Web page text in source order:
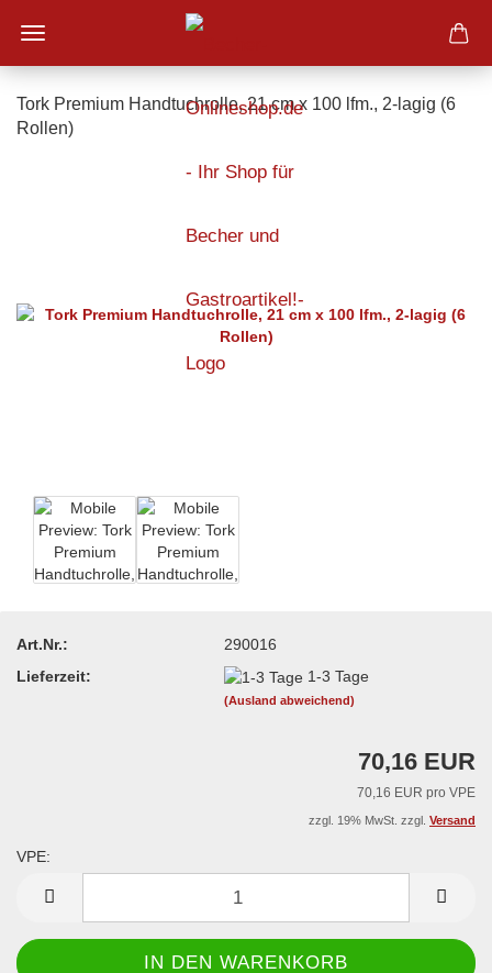
Tork Premium Handtuchrolle, 21 cm x 100 lfm., 2-lagig (6
Rollen)
Art.Nr.:
290016
Lieferzeit:
1-3 Tage
(Ausland abweichend)
70,16 EUR
70,16 EUR pro VPE
zzgl. 19% MwSt. zzgl. Versand
VPE: